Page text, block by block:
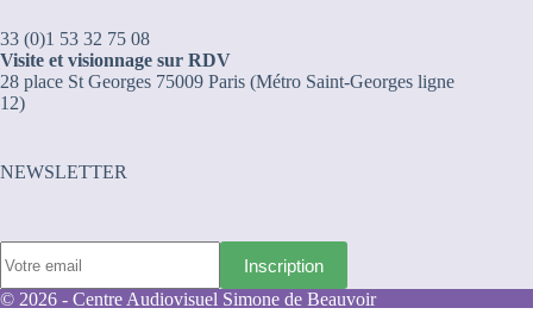
33 (0)1 53 32 75 08
Visite et visionnage sur RDV
28 place St Georges 75009 Paris (Métro Saint-Georges ligne
12)
NEWSLETTER
© 2026 - Centre Audiovisuel Simone de Beauvoir